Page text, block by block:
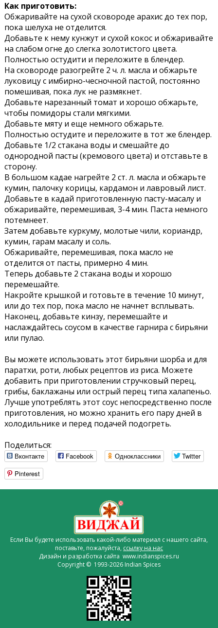
Как приготовить:
Обжаривайте на сухой сковороде арахис до тех пор,
пока шелуха не отделится.
Добавьте к нему кунжут и сухой кокос и обжаривайте
на слабом огне до слегка золотистого цвета.
Полностью остудити и переложите в блендер.
На сковороде разогрейте 2 ч. л. масла и обжарьте
луковицу с имбирно-чесночной пастой, постоянно
помешивая, пока лук не размякнет.
Добавьте нарезанный томат и хорошо обжарьте,
чтобы помидоры стали мягкими.
Добавьте мяту и еще немного обжарьте.
Полностью остудите и переложите в тот же блендер.
Добавьте 1/2 стакана воды и смешайте до
однородной пасты (кремового цвета) и отставьте в
сторону.
В большом кадае нагрейте 2 ст. л. масла и обжарьте
кумин, палочку корицы, кардамон и лавровый лист.
Добавьте в кадай приготовленную пасту-масалу и
обжаривайте, перемешивая, 3-4 мин. Паста немного
потемнеет.
Затем добавьте куркуму, молотые чили, кориандр,
кумин, гарам масалу и соль.
Обжаривайте, перемешивая, пока масло не
отделится от пасты, примерно 4 мин.
Теперь добавьте 2 стакана воды и хорошо
перемешайте.
Накройте крышкой и готовьте в течение 10 минут,
или до тех пор, пока масло не начнет всплывать.
Наконец, добавьте кинзу, перемешайте и
наслаждайтесь соусом в качестве гарнира с бирьяни
или пулао.
Вы можете использовать этот бирьяни шорба и для
паратхи, роти, любых рецептов из риса. Можете
добавить при приготовлении стручковый перец,
грибы, баклажаны или острый перец типа халапеньо.
Лучше употреблять этот соус непосредственно после
приготовления, но можно хранить его пару дней в
холодильнике и перед подачей подогреть.
Поделиться:
Вконтакте Facebook Одноклассники
Twitter
Pinterest
Если Вы будете использовать какой-либо материал с нашего сайта,
поставьте, пожалуйста, ссылку на нас
Дизайн и разработка сайта www.indianspices.ru
Copyright © 1993-2026 Indian Spices